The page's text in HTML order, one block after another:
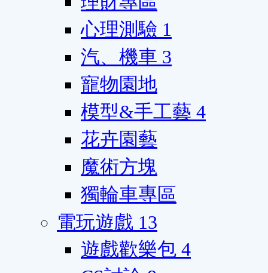
心理測驗 1
汽、機車 3
寵物園地
模型&手工藝 4
花卉園藝
魔術方塊
獨輪車專區
電玩遊戲 13
遊戲歡樂包 4